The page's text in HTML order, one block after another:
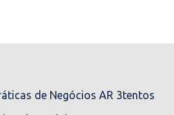
de Negócios AR 3tentos